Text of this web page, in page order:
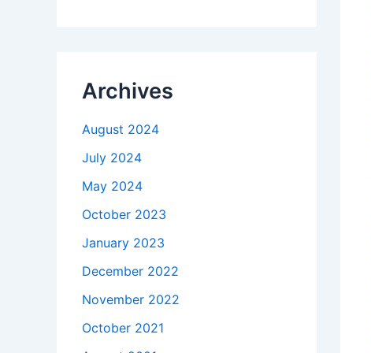
Archives
August 2024
July 2024
May 2024
October 2023
January 2023
December 2022
November 2022
October 2021